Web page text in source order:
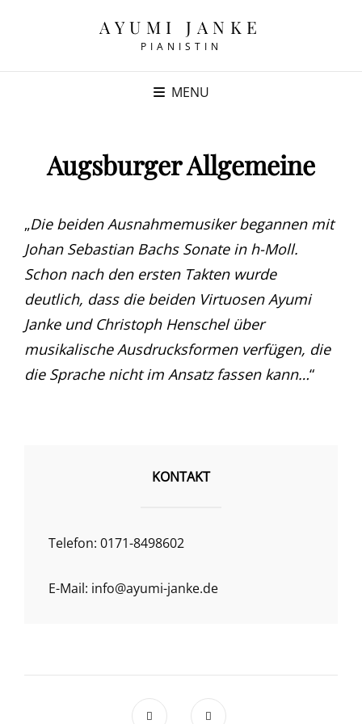
AYUMI JANKE
PIANISTIN
MENU
Augsburger Allgemeine
„Die beiden Ausnahmemusiker begannen mit
Johan Sebastian Bachs Sonate in h-Moll.
Schon nach den ersten Takten wurde
deutlich, dass die beiden Virtuosen Ayumi
Janke und Christoph Henschel über
musikalische Ausdrucksformen verfügen, die
die Sprache nicht im Ansatz fassen kann…“
KONTAKT
Telefon: 0171-8498602
E-Mail: info@ayumi-janke.de